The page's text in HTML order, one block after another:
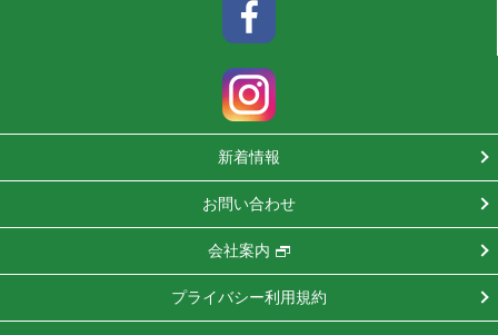
新着情報
お問い合わせ
会社案内
プライバシー利用規約